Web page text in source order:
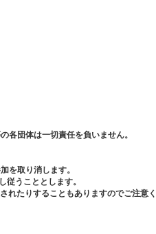
各団体は一切責任を負いません。
を取り消します。
うこととします。
れたりすることもありますのでご注意く